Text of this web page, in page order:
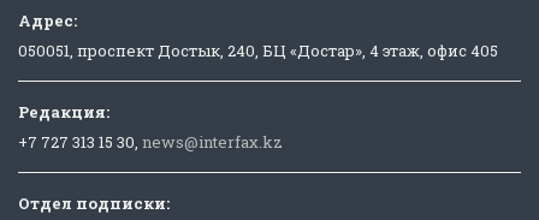
Адрес:
050051, проспект Достык, 240, БЦ «Достар», 4 этаж, офис 405
Редакция:
+7 727 313 15 30, news@interfax.kz
Отдел подписки: